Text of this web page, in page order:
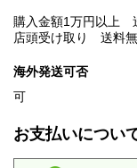
購入金額1万円以上
店頭受け取り 送料
海外発送可否
可
お支払いについ